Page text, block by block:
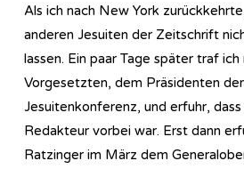
Als ich nach New York
anderen Jesuiten der Zeitschrift
lassen. Ein paar Tage später traf
Vorgesetzten, dem Präsidenten der
Jesuitenkonferenz, und erfuhr,
Redakteur vorbei war. Erst dann
Ratzinger im März dem